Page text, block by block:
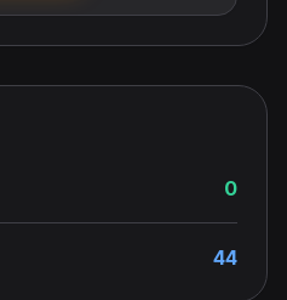
0
44